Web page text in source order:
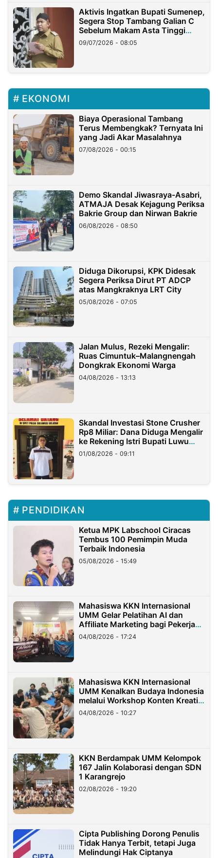
Aktivis Ingatkan Bupati Sumenep,
Segera Stop Tambang Galian C
Sebelum Makam Asta Tinggi
Longsor
09/07/2026 - 08:05
EKONOMI
Biaya Operasional Tambang
Terus Membengkak? Ternyata Ini
yang Jadi Akar Masalahnya
07/08/2026 - 00:15
Demo Skandal Jiwasraya-Asabri,
ATMAJA Desak Kejagung Periksa
Bakrie Group dan Nirwan Bakrie
06/08/2026 - 08:50
Diduga Dikorupsi, KPK Didesak
Segera Periksa Dirut PT ADCP
atas Mangkraknya LRT City
05/08/2026 - 07:05
Jalan Mulus, Rezeki Mengalir:
Ruas Cimuntuk–Malangnengah
Dongkrak Ekonomi Warga
04/08/2026 - 13:13
Skandal Investasi Stone Crusher
Rp8 Miliar: Dana Diduga Mengalir
ke Rekening Istri Bupati Luwu
Timur
01/08/2026 - 09:11
PENDIDIKAN
Ketua MPK Labschool Ciracas
Tembus 100 Pemimpin Muda
Terbaik Indonesia
05/08/2026 - 15:49
Mahasiswa KKN Internasional
UMM Gelar Pelatihan AI dan
Affiliate Marketing bagi Pekerja
Migran Indonesia di Taiwan
04/08/2026 - 17:24
Mahasiswa KKN Internasional
UMM Kenalkan Budaya Indonesia
melalui Workshop Konten Kreatif
di Taiwan
04/08/2026 - 10:27
KKN Berdampak UMM Kelompok
167 Jalin Kolaborasi dengan SDN
1 Karangrejo
02/08/2026 - 19:20
Cipta Publishing Dorong Penulis
Tidak Hanya Terbit, tetapi Juga
Melindungi Hak Ciptanya